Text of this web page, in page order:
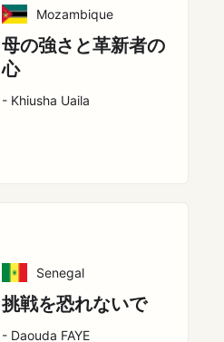
Mozambique
母の強さと革新者の
心
- Khiusha Uaila
Senegal
挑戦を恐れないで
- Daouda FAYE